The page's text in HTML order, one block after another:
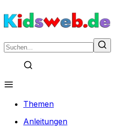
Themen
Anleitungen